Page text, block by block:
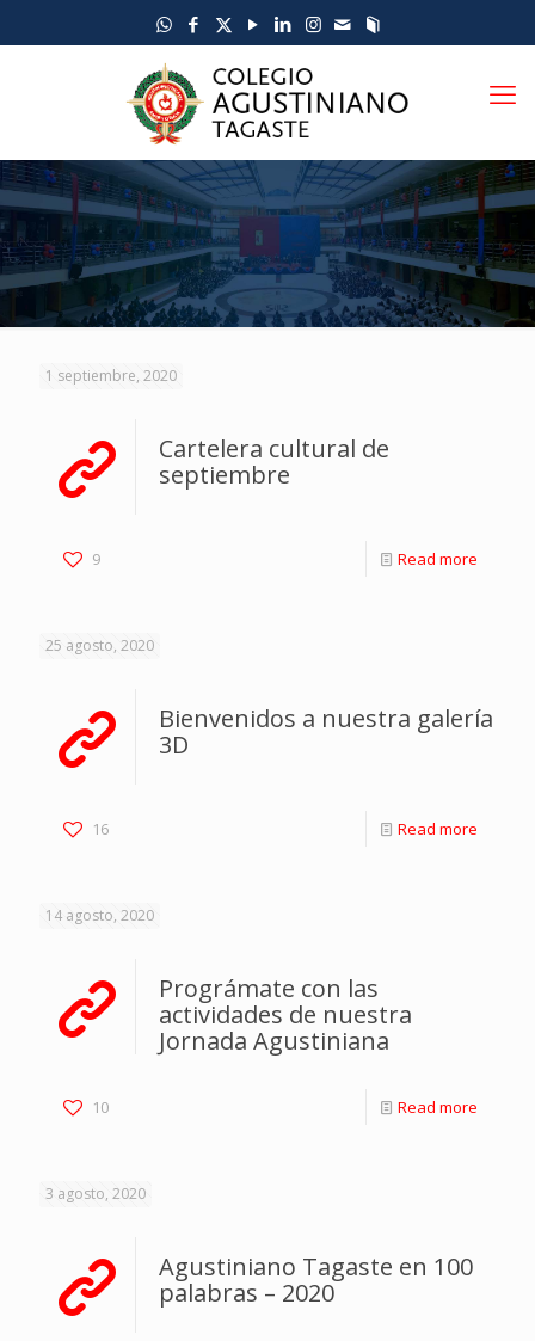
1 septiembre, 2020
Cartelera cultural de
septiembre
9 Read more
25 agosto, 2020
Bienvenidos a nuestra galería
3D
16 Read more
14 agosto, 2020
Prográmate con las
actividades de nuestra
Jornada Agustiniana
10 Read more
3 agosto, 2020
Agustiniano Tagaste en 100
palabras – 2020